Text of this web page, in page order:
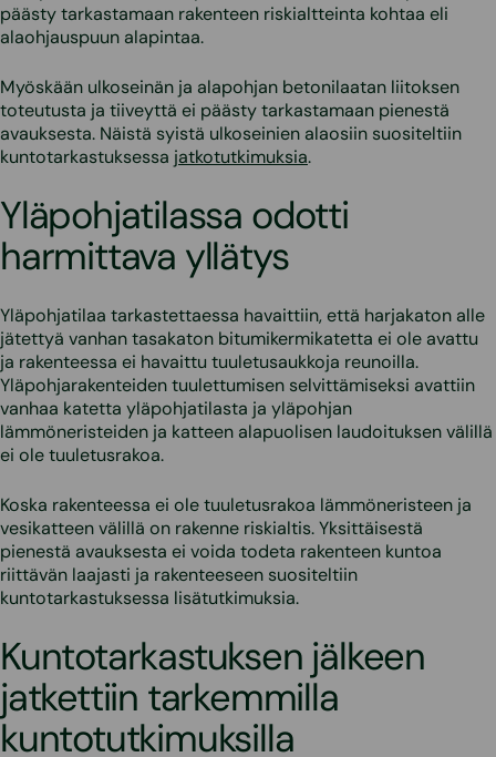
päästy tarkastamaan rakenteen riskialtteinta kohtaa eli
alaohjauspuun alapintaa.
Myöskään ulkoseinän ja alapohjan betonilaatan liitoksen
toteutusta ja tiiveyttä ei päästy tarkastamaan pienestä
avauksesta. Näistä syistä ulkoseinien alaosiin suositeltiin
kuntotarkastuksessa jatkotutkimuksia.
Yläpohjatilassa odotti
harmittava yllätys
Yläpohjatilaa tarkastettaessa havaittiin, että harjakaton alle
jätettyä vanhan tasakaton bitumikermikatetta ei ole avattu
ja rakenteessa ei havaittu tuuletusaukkoja reunoilla.
Yläpohjarakenteiden tuulettumisen selvittämiseksi avattiin
vanhaa katetta yläpohjatilasta ja yläpohjan
lämmöneristeiden ja katteen alapuolisen laudoituksen välillä
ei ole tuuletusrakoa.
Koska rakenteessa ei ole tuuletusrakoa lämmöneristeen ja
vesikatteen välillä on rakenne riskialtis. Yksittäisestä
pienestä avauksesta ei voida todeta rakenteen kuntoa
riittävän laajasti ja rakenteeseen suositeltiin
kuntotarkastuksessa lisätutkimuksia.
Kuntotarkastuksen jälkeen
jatkettiin tarkemmilla
kuntotutkimuksilla